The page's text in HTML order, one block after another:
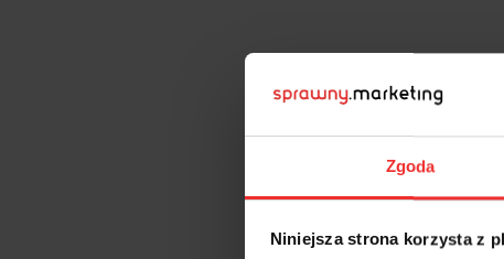
Zgoda
Niniejsza strona korzysta z
14
DNI